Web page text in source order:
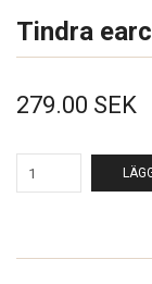
Tindra
279.00 SEK